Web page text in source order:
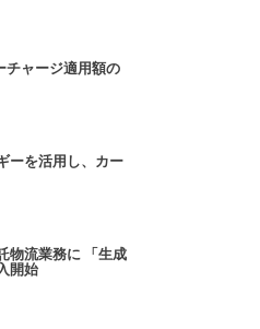
ャージ適用額の
ーを活用し、カー
物流業務に 「生成
開始